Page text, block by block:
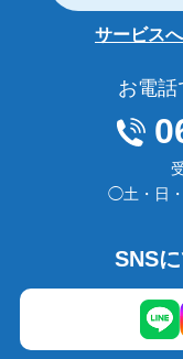
サービス
お電話
◯土・日
SNS